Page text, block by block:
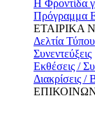
Η Φροντίδα
Πρόγραμμα
ΕΤΑΙΡΙΚΑ
Δελτία Τύπου
Συνεντεύξεις
Εκθέσεις /
Διακρίσεις /